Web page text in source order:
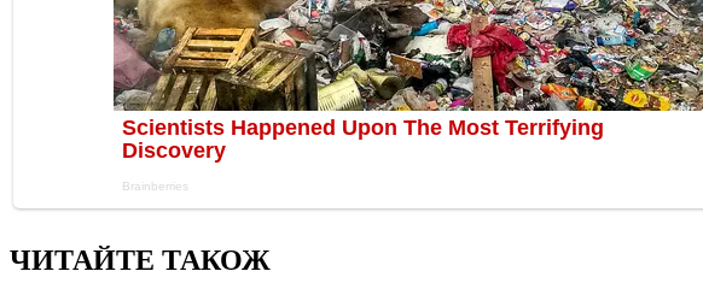
ЧИТАЙТЕ ТАКОЖ